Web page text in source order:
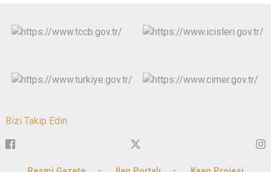
Bizi Takip Edin